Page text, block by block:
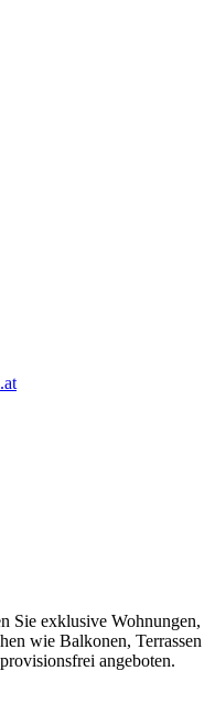
Sie exklusive Wohnungen,
wie Balkonen, Terrassen
angeboten.